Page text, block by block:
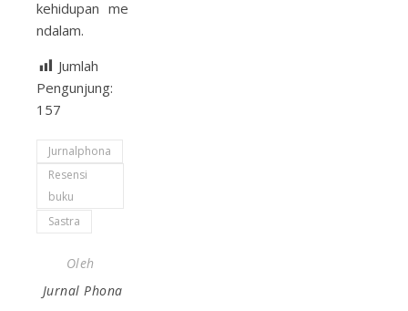
kehidupan me
ndalam.
Jumlah
Pengunjung:
157
Jurnalphona
Resensi
buku
Sastra
Oleh
Jurnal Phona